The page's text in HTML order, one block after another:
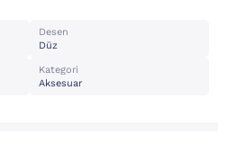
Desen
Düz
Kategori
Aksesuar